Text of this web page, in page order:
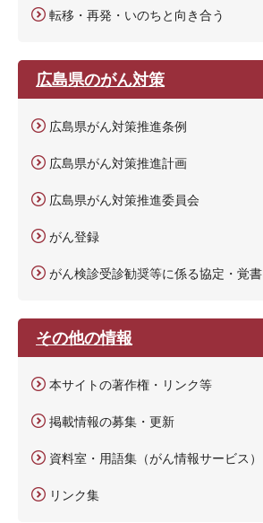
転移・再発・いのちと向き合う
広島県のがん対策
広島県がん対策推進条例
広島県がん対策推進計画
広島県がん対策推進委員会
がん登録
がん検診受診勧奨等に係る協定・覚書
その他の情報
本サイトの著作権・リンク等
掲載情報の募集・更新
資料室・用語集（がん情報サービス）
リンク集